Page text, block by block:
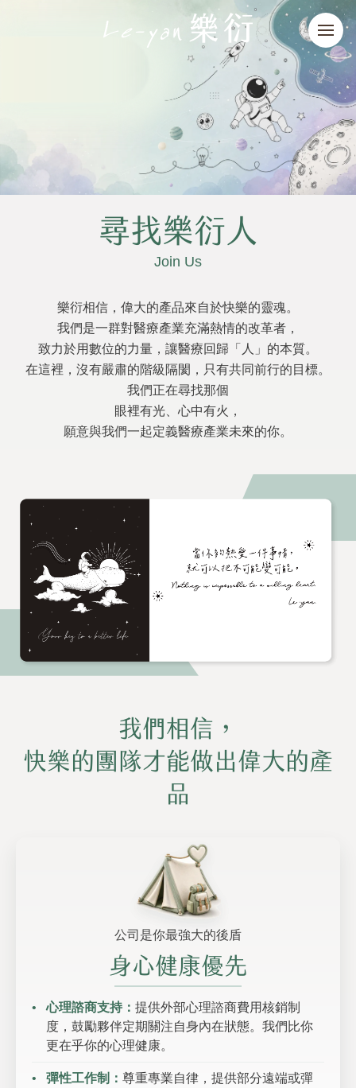
尋找樂衍人
Join Us
樂衍相信，偉大的產品來自於快樂的靈魂。
我們是一群對醫療產業充滿熱情的改革者，
致力於用數位的力量，讓醫療回歸「人」的本質。
在這裡，沒有嚴肅的階級隔閡，只有共同前行的目標。
我們正在尋找那個
眼裡有光、心中有火，
願意與我們一起定義醫療產業未來的你。
我們相信，
快樂的團隊才能做出偉大的產
品
公司是你最強大的後盾
身心健康優先
心理諮商支持： 提供外部心理諮商費用核銷制
度，鼓勵夥伴定期關注自身內在狀態。我們比你
更在乎你的心理健康。
彈性工作制： 尊重專業自律，提供部分遠端或彈